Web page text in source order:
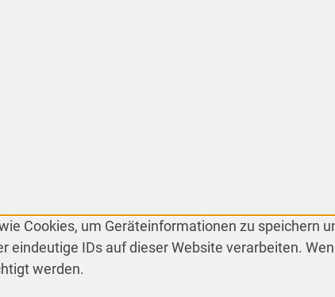
Cookies, um Geräteinformationen zu speichern
IDs auf dieser Website verarbeiten.
werden.